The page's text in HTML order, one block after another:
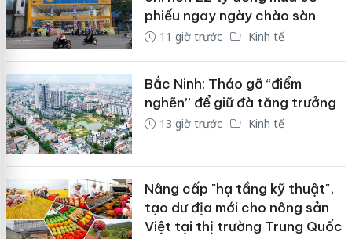
phiếu ngay ngày chào sàn
11 giờ trước Kinh tế
Bắc Ninh: Tháo gỡ “điểm
nghẽn” để giữ đà tăng trưởng
13 giờ trước Kinh tế
Nâng cấp "hạ tầng kỹ thuật",
tạo dư địa mới cho nông sản
Việt tại thị trường Trung Quốc